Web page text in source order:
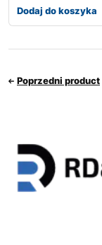
Dodaj do koszyka
Poprzedni product